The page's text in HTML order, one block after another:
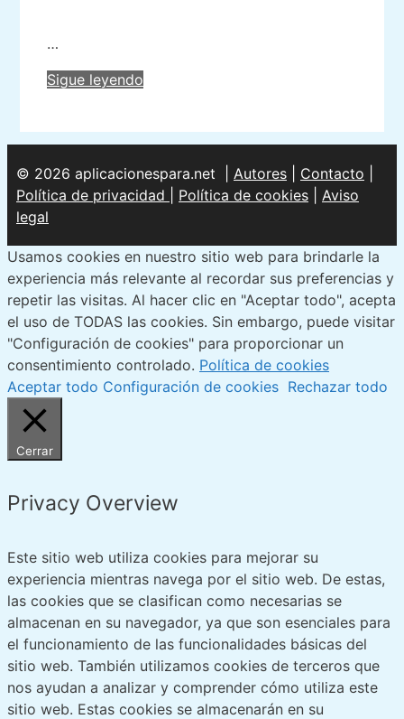
…
Sigue leyendo
para
guitarra:
descubre
Tuna
© 2026 aplicacionespara.net | Autores Contacto
Política de privacidad
Política de cookies
Aviso
legal
Usamos cookies en nuestro sitio web para brindarle la
experiencia más relevante al recordar sus preferencias y
repetir las visitas. Al hacer clic en "Aceptar todo", acepta
el uso de TODAS las cookies. Sin embargo, puede visitar
"Configuración de cookies" para proporcionar un
consentimiento controlado. Política de cookies
Aceptar todo Configuración de cookies Rechazar todo
Cerrar
Privacy Overview
Este sitio web utiliza cookies para mejorar su
experiencia mientras navega por el sitio web. De estas,
las cookies que se clasifican como necesarias se
almacenan en su navegador, ya que son esenciales para
el funcionamiento de las funcionalidades básicas del
sitio web. También utilizamos cookies de terceros que
nos ayudan a analizar y comprender cómo utiliza este
sitio web. Estas cookies se almacenarán en su